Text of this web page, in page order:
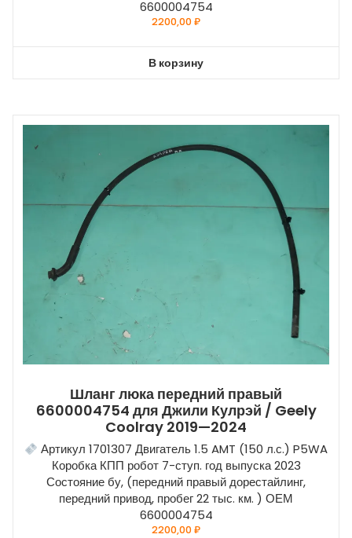
6600004754
2200,00₽
В корзину
Шланг люка передний правый
6600004754 для Джили Кулрэй / Geely
Coolray 2019—2024
Артикул 1701307 Двигатель 1.5 AMT (150 л.с.) P5WA
Коробка КПП робот 7-ступ. год выпуска 2023
Состояние бу, (передний правый дорестайлинг,
передний привод, пробег 22 тыс. км. ) ОЕМ
6600004754
2200,00₽